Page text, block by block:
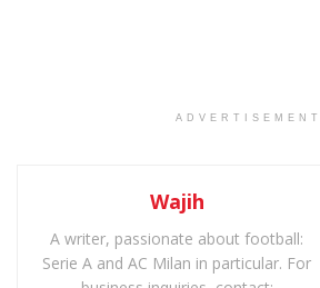
ADVERTISEMENT
Wajih
A writer, passionate about football:
Serie A and AC Milan in particular. For